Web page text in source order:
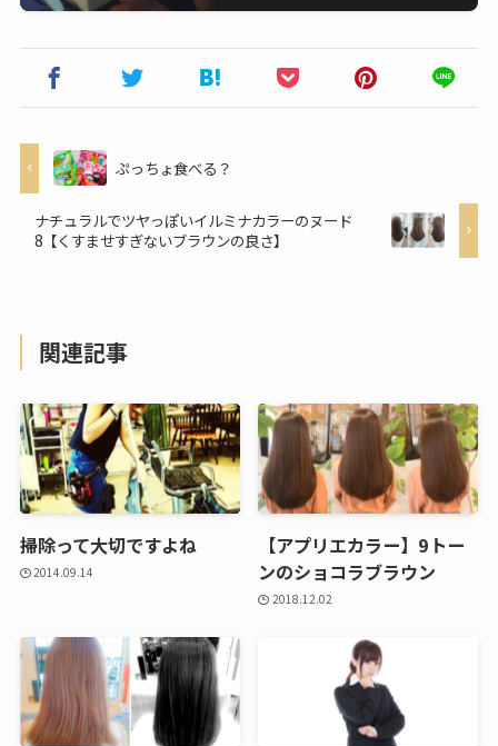
ぷっちょ食べる？
ナチュラルでツヤっぽいイルミナカラーのヌード
8【くすませすぎないブラウンの良さ】
関連記事
掃除って大切ですよね
2014.09.14
【アプリエカラー】9トー
ンのショコラブラウン
2018.12.02